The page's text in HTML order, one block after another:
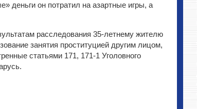
деньги он потратил на азартные игры, а
расследования 35-летнему жителю
занятия проституцией другим лицом,
статьями 171, 171-1 Уголовного